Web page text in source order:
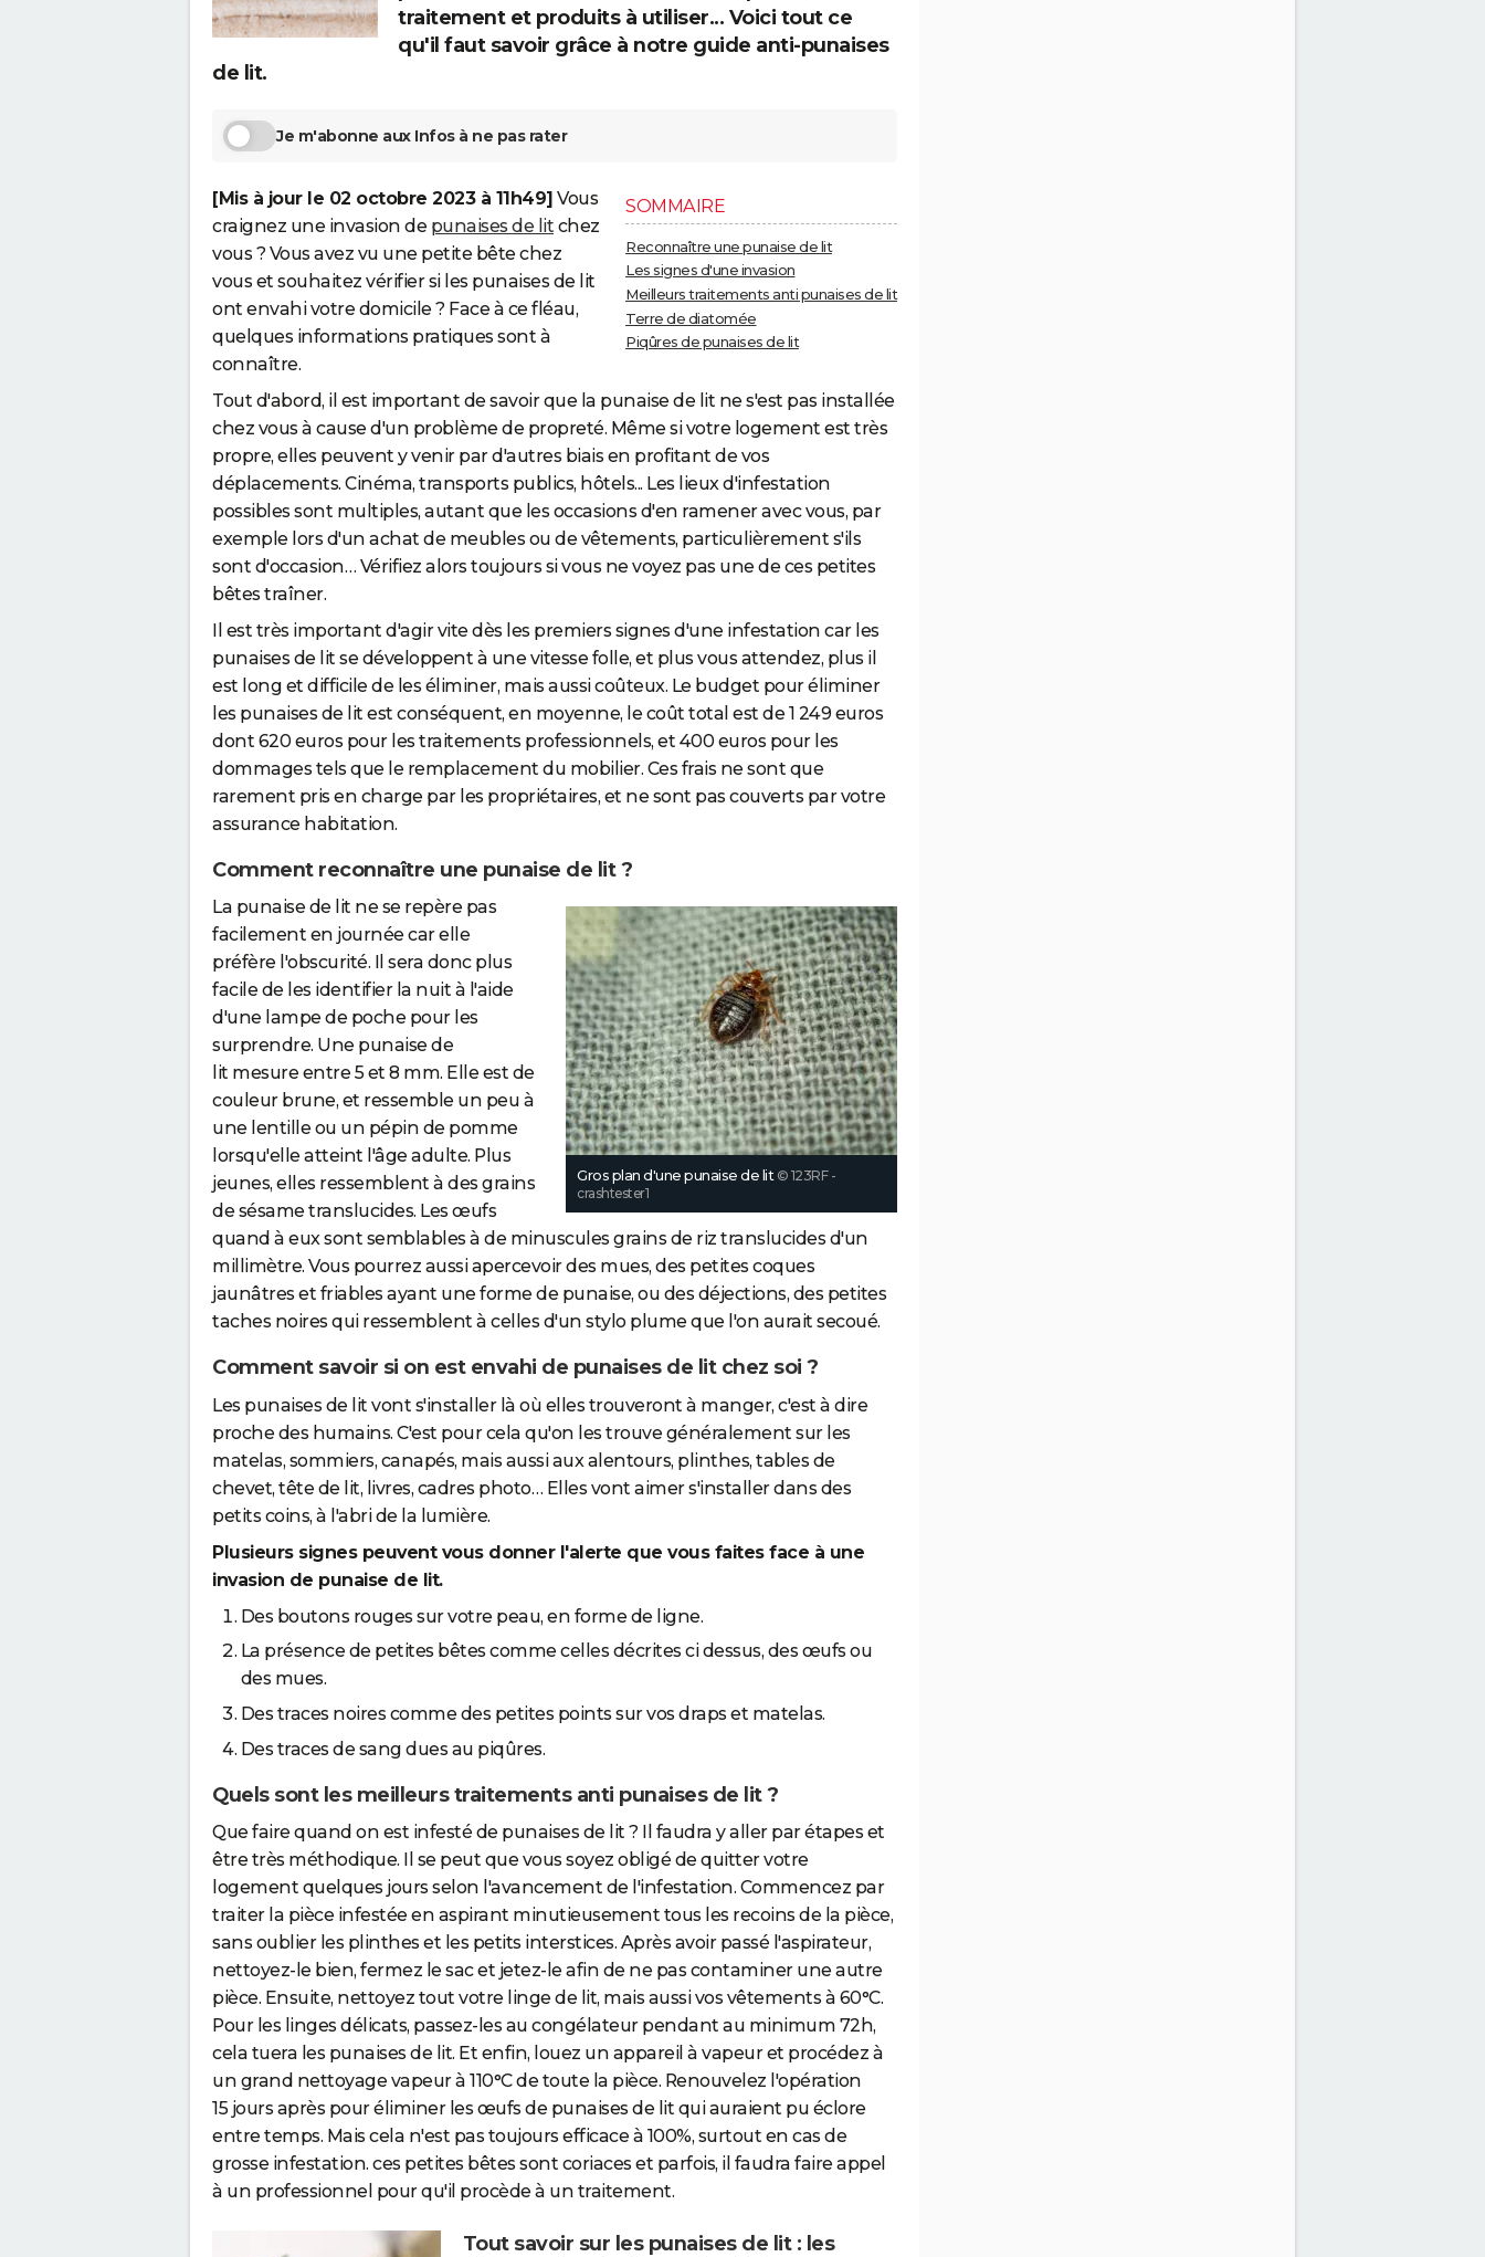
traitement et produits à utiliser... Voici tout ce
qu'il faut savoir grâce à notre guide anti-punaises
de lit.
Je m'abonne aux Infos à ne pas rater
SOMMAIRE
Reconnaître une punaise de lit
Les signes d'une invasion
Meilleurs traitements anti punaises de lit
Terre de diatomée
Piqûres de punaises de lit
[Mis à jour le 02 octobre 2023 à 11h49] Vous
craignez une invasion de punaises de lit chez
vous ? Vous avez vu une petite bête chez
vous et souhaitez vérifier si les punaises de lit
ont envahi votre domicile ? Face à ce fléau,
quelques informations pratiques sont à
connaître.
Tout d'abord, il est important de savoir que la punaise de lit ne s'est pas installée
chez vous à cause d'un problème de propreté. Même si votre logement est très
propre, elles peuvent y venir par d'autres biais en profitant de vos
déplacements. Cinéma, transports publics, hôtels... Les lieux d'infestation
possibles sont multiples, autant que les occasions d'en ramener avec vous, par
exemple lors d'un achat de meubles ou de vêtements, particulièrement s'ils
sont d'occasion… Vérifiez alors toujours si vous ne voyez pas une de ces petites
bêtes traîner.
Il est très important d'agir vite dès les premiers signes d'une infestation car les
punaises de lit se développent à une vitesse folle, et plus vous attendez, plus il
est long et difficile de les éliminer, mais aussi coûteux. Le budget pour éliminer
les punaises de lit est conséquent, en moyenne, le coût total est de 1 249 euros
dont 620 euros pour les traitements professionnels, et 400 euros pour les
dommages tels que le remplacement du mobilier. Ces frais ne sont que
rarement pris en charge par les propriétaires, et ne sont pas couverts par votre
assurance habitation.
Comment reconnaître une punaise de lit ?
Gros plan d'une punaise de lit © 123RF -
crashtester1
La punaise de lit ne se repère pas
facilement en journée car elle
préfère l'obscurité. Il sera donc plus
facile de les identifier la nuit à l'aide
d'une lampe de poche pour les
surprendre. Une punaise de
lit mesure entre 5 et 8 mm. Elle est de
couleur brune, et ressemble un peu à
une lentille ou un pépin de pomme
lorsqu'elle atteint l'âge adulte. Plus
jeunes, elles ressemblent à des grains
de sésame translucides. Les œufs
quand à eux sont semblables à de minuscules grains de riz translucides d'un
millimètre. Vous pourrez aussi apercevoir des mues, des petites coques
jaunâtres et friables ayant une forme de punaise, ou des déjections, des petites
taches noires qui ressemblent à celles d'un stylo plume que l'on aurait secoué.
Comment savoir si on est envahi de punaises de lit chez soi ?
Les punaises de lit vont s'installer là où elles trouveront à manger, c'est à dire
proche des humains. C'est pour cela qu'on les trouve généralement sur les
matelas, sommiers, canapés, mais aussi aux alentours, plinthes, tables de
chevet, tête de lit, livres, cadres photo… Elles vont aimer s'installer dans des
petits coins, à l'abri de la lumière.
Plusieurs signes peuvent vous donner l'alerte que vous faites face à une
invasion de punaise de lit.
Des boutons rouges sur votre peau, en forme de ligne.
La présence de petites bêtes comme celles décrites ci dessus, des œufs ou
des mues.
Des traces noires comme des petites points sur vos draps et matelas.
Des traces de sang dues au piqûres.
Quels sont les meilleurs traitements anti punaises de lit ?
Que faire quand on est infesté de punaises de lit ? Il faudra y aller par étapes et
être très méthodique. Il se peut que vous soyez obligé de quitter votre
logement quelques jours selon l'avancement de l'infestation. Commencez par
traiter la pièce infestée en aspirant minutieusement tous les recoins de la pièce,
sans oublier les plinthes et les petits interstices. Après avoir passé l'aspirateur,
nettoyez-le bien, fermez le sac et jetez-le afin de ne pas contaminer une autre
pièce. Ensuite, nettoyez tout votre linge de lit, mais aussi vos vêtements à 60°C.
Pour les linges délicats, passez-les au congélateur pendant au minimum 72h,
cela tuera les punaises de lit. Et enfin, louez un appareil à vapeur et procédez à
un grand nettoyage vapeur à 110°C de toute la pièce. Renouvelez l'opération
15 jours après pour éliminer les œufs de punaises de lit qui auraient pu éclore
entre temps. Mais cela n'est pas toujours efficace à 100%, surtout en cas de
grosse infestation. ces petites bêtes sont coriaces et parfois, il faudra faire appel
à un professionnel pour qu'il procède à un traitement.
Tout savoir sur les punaises de lit : les